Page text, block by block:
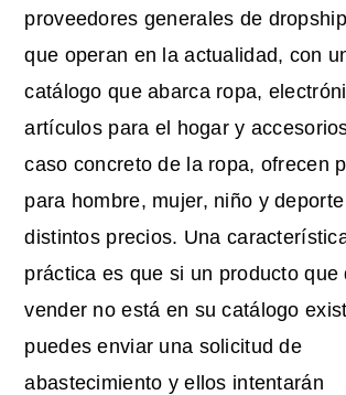
proveedores generales de
que operan en la actualidad, con
catálogo que abarca ropa,
artículos para el hogar y
caso concreto de la ropa, ofrecen
para hombre, mujer, niño y
distintos precios. Una
práctica es que si un producto que
vender no está en su catálogo
puedes enviar una solicitud de
abastecimiento y ellos intentarán